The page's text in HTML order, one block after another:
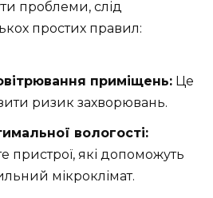
проблеми, слід
простих правил:
приміщень: Це
ризик захворювань.
вологості:
пристрої, які допоможуть
мікроклімат.